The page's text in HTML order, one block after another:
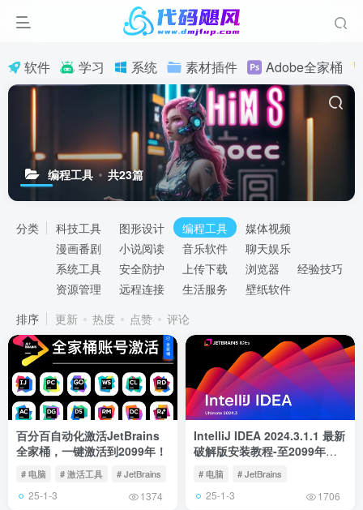
软件 学习 系统 素材插件 Adobe全家桶
编程工具 共23篇
分类 科技工具 图形设计 编程工具
媒体视频
漫画番剧
小说阅读 音乐软件
聊天娱乐
系统工具
安全防护 上传下载 浏览器
经验技巧
资源管理
远程连接 生活服务
壁纸软件
排序
更新 热度 点赞 评论
百分百自动化激活JetBrains
全家桶，一键激活到2099年！
# 电脑 # 激活工具 # JetBrains
25-1-3 1374
IntelliJ IDEA 2024.3.1.1 最新
破解版安装教程-至2099年
（适用JetBrains 全家桶）
# 电脑 # JetBrains
25-1-3 1706